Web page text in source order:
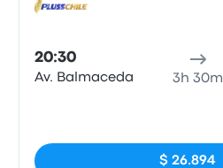
20:30
Av. Balmaceda 3h 30m
$ 26.894